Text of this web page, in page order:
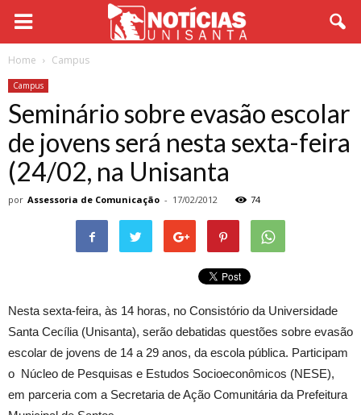
Home Campus
Campus
Seminário sobre evasão escolar
de jovens será nesta sexta-feira
(24/02, na Unisanta
por Assessoria de Comunicação - 17/02/2012 74
Nesta sexta-feira, às 14 horas, no Consistório da Universidade
Santa Cecília (Unisanta), serão debatidas questões sobre evasão
escolar de jovens de 14 a 29 anos, da escola pública. Participam
o Núcleo de Pesquisas e Estudos Socioeconômicos (NESE),
em parceria com a Secretaria de Ação Comunitária da Prefeitura